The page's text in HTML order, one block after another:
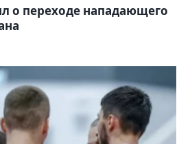
о переходе нападающего